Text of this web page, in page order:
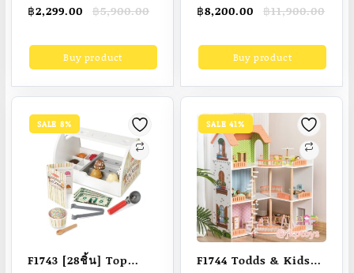
Hello Kitty รถขาไถ ซี
รถเข็นเด็ก รถขาไถ Z-
฿5,900.00
Original
was:
฿5,900.00.
฿2,299.00
Current
is:
฿2,299.00.Buy product
Wheel
฿11,900.00
Original
was:
฿11,900.00.
฿8,200.00
Current
is:
฿8,200.00.Buy product
SALE 8%
F1743 [28ชิ้น] Top
SALE 41%
F1744 Todds & Kids